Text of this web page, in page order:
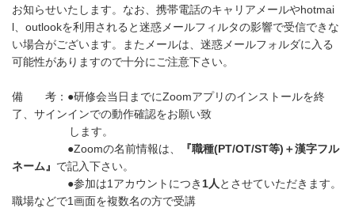
お知らせいたします。なお、携帯電話のキャリアメールやhotmai
l、outlookを利用されると迷惑メールフィルタの影響で受信できな
い場合がございます。またメールは、迷惑メールフォルダに入る
可能性がありますので十分にご注意下さい。
備 考：●研修会当日までにZoomアプリのインストールを終
了、サインインでの動作確認をお願い致
します。
●Zoomの名前情報は、
『職種(PT/OT/ST等) ＋漢字フル
ネーム』 で記入下さい。
●参加は1アカウントにつき 1人 とさせていただきます。
職場などで1画面を複数名の方で受講